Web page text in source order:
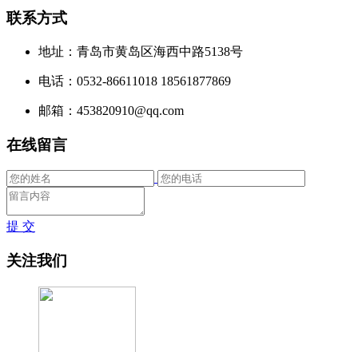
联系方式
地址：青岛市黄岛区海西中路5138号
电话：0532-86611018 18561877869
邮箱：453820910@qq.com
在线留言
提 交
关注我们